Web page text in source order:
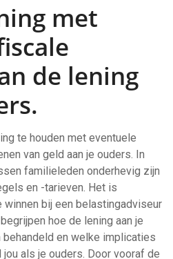
met
de lening
te houden met eventuele
van geld aan je ouders. In
familieleden onderhevig zijn
en -tarieven. Het is
bij een belastingadviseur
hoe de lening aan je
en welke implicaties
als je ouders. Door vooraf de